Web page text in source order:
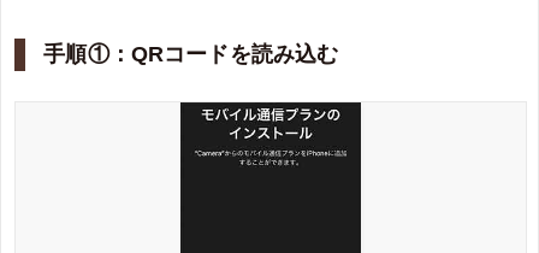
手順①：QRコードを読み込む